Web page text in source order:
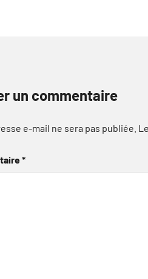
un commentaire
e-mail ne sera pas publiée.
*